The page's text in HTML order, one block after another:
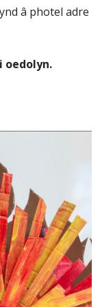
â photel adre
oedolyn.